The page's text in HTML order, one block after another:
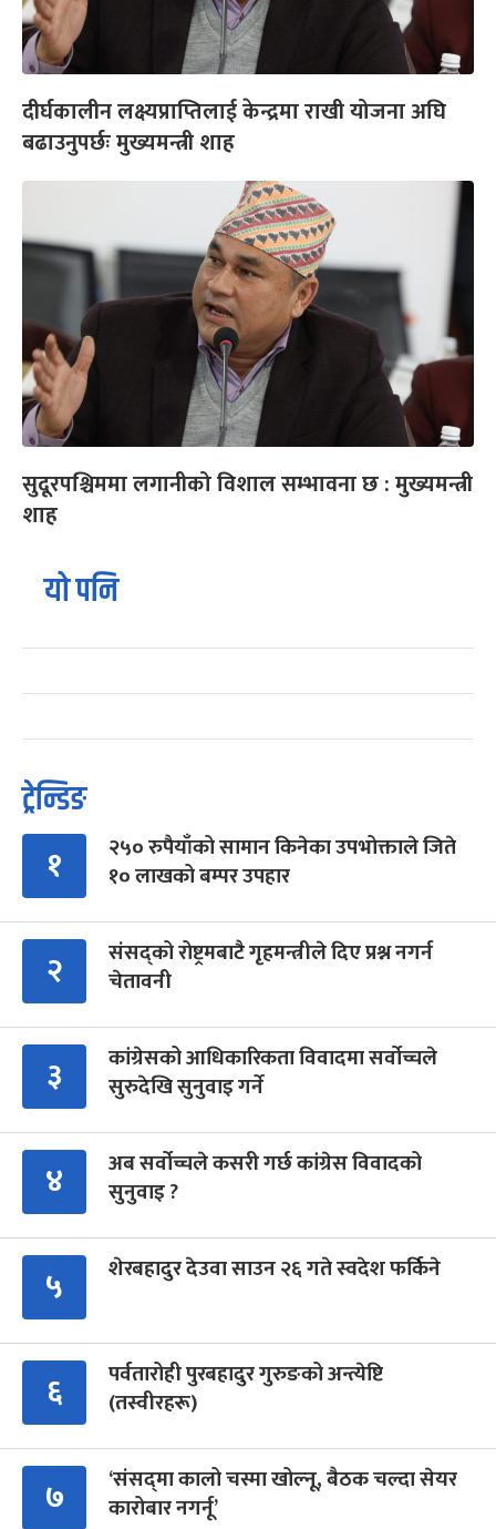
दीर्घकालीन लक्ष्यप्राप्तिलाई केन्द्रमा राखी योजना अघि
बढाउनुपर्छः मुख्यमन्त्री शाह
सुदूरपश्चिममा लगानीको विशाल सम्भावना छ : मुख्यमन्त्री
शाह
यो पनि
ट्रेन्डिङ
१
२५० रुपैयाँको सामान किनेका उपभोक्ताले जिते
१० लाखको बम्पर उपहार
२
संसद्को रोष्ट्रमबाटै गृहमन्त्रीले दिए प्रश्न नगर्न
चेतावनी
३
कांग्रेसको आधिकारिकता विवादमा सर्वोच्चले
सुरुदेखि सुनुवाइ गर्ने
४
अब सर्वोच्चले कसरी गर्छ कांग्रेस विवादको
सुनुवाइ ?
५ शेरबहादुर देउवा साउन २६ गते स्वदेश फर्किने
६
पर्वतारोही पुरबहादुर गुरुङको अन्त्येष्टि
(तस्वीरहरू)
७
‘संसद्‍मा कालो चस्मा खोल्नू, बैठक चल्दा सेयर
कारोबार नगर्नू’